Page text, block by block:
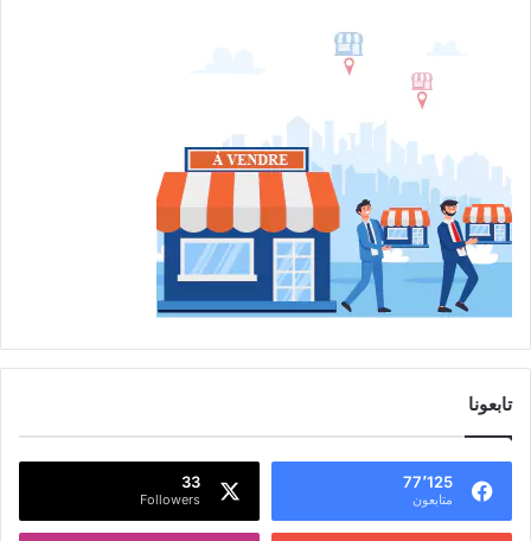
تابعونا
77٬125
متابعون
33
Followers